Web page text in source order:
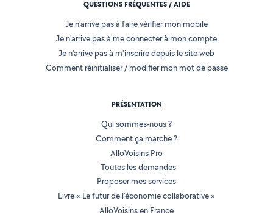
QUESTIONS FRÉQUENTES / AIDE
Je n'arrive pas à faire vérifier mon mobile
Je n'arrive pas à me connecter à mon compte
Je n'arrive pas à m'inscrire depuis le site web
Comment réinitialiser / modifier mon mot de passe
PRÉSENTATION
Qui sommes-nous ?
Comment ça marche ?
AlloVoisins Pro
Toutes les demandes
Proposer mes services
Livre « Le futur de l'économie collaborative »
AlloVoisins en France